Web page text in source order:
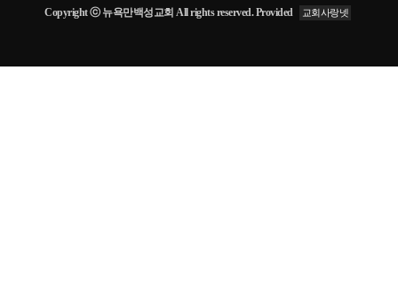
Copyright ⓒ 뉴욕만백성교회 All rights reserved. Provided 교회사랑넷